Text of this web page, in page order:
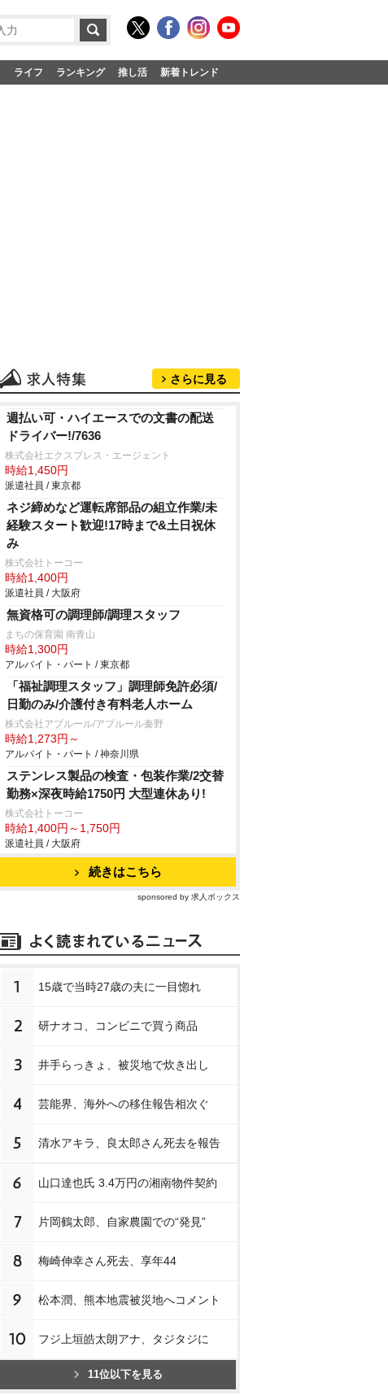
ライフ ランキング 推し活 新着トレンド
さらに見る
週払い可・ハイエースでの文書の配送
ドライバー!/7636
株式会社エクスプレス・エージェント
時給1,450円
派遣社員 / 東京都
ネジ締めなど運転席部品の組立作業/未
経験スタート歓迎!17時まで&土日祝休
み
株式会社トーコー
時給1,400円
派遣社員 / 大阪府
無資格可の調理師/調理スタッフ
まちの保育園 南青山
時給1,300円
アルバイト・パート / 東京都
「福祉調理スタッフ」調理師免許必須/
日勤のみ/介護付き有料老人ホーム
株式会社アプルール/アプルール秦野
時給1,273円～
アルバイト・パート / 神奈川県
ステンレス製品の検査・包装作業/2交替
勤務×深夜時給1750円 大型連休あり!
株式会社トーコー
時給1,400円～1,750円
派遣社員 / 大阪府
続きはこちら
sponsored by 求人ボックス
1 15歳で当時27歳の夫に一目惚れ
2 研ナオコ、コンビニで買う商品
3 井手らっきょ、被災地で炊き出し
4 芸能界、海外への移住報告相次ぐ
5 清水アキラ、良太郎さん死去を報告
6 山口達也氏 3.4万円の湘南物件契約
7 片岡鶴太郎、自家農園での“発見”
8 梅崎伸幸さん死去、享年44
9 松本潤、熊本地震被災地へコメント
10 フジ上垣皓太朗アナ、タジタジに
11位以下を見る